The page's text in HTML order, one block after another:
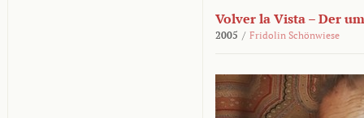
Volver la Vista – Der
2005 / Fridolin Schönwiese